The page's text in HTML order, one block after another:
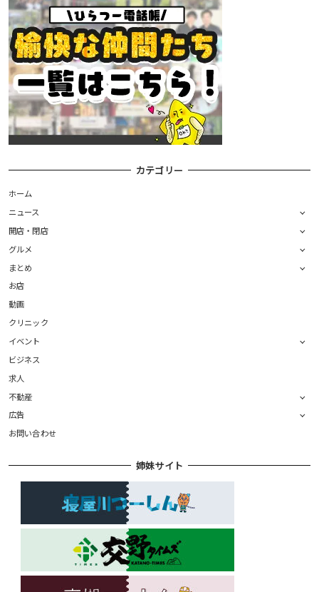
カテゴリー
ホーム
ニュース
開店・閉店
グルメ
まとめ
お店
動画
クリニック
イベント
ビジネス
求人
不動産
広告
お問い合わせ
姉妹サイト